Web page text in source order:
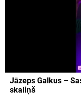
Jāzeps Galkus –
skaliņš